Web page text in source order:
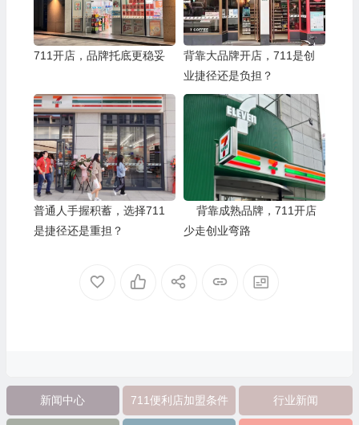
711开店，品牌托底更稳妥
背靠大品牌开店，711是创
业捷径还是负担？
普通人手握积蓄，选择711
是捷径还是重担？
背靠成熟品牌，711开店
少走创业弯路
新闻中心 711便利店加盟条件 行业新闻